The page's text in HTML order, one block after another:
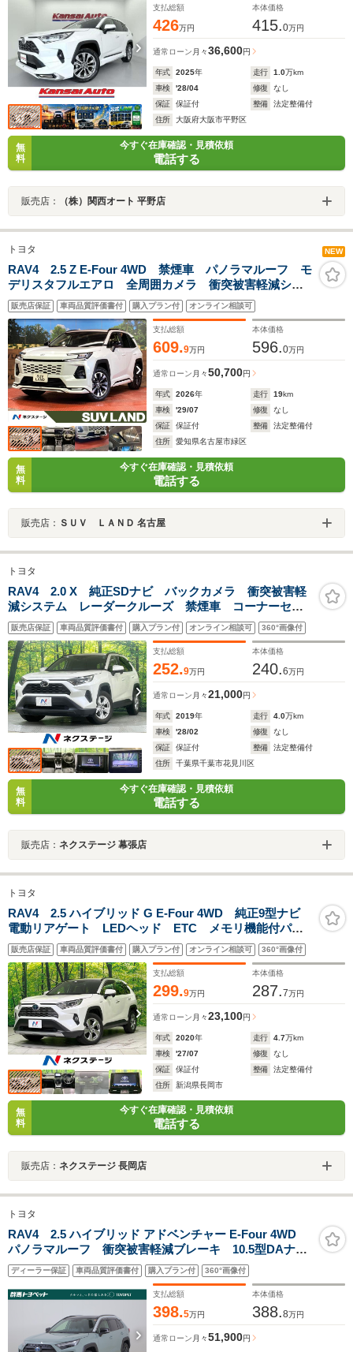
支払総額
426万円
本体価格
415.0万円
通常ローン 月々36,600円
年式 2025年 走行 1.0万km
車検
'28/04 修復
なし
保証
保証付 整備
法定整備付
住所
大阪府大阪市平野区
無
料
今すぐ在庫確認・見積依頼
電話する
販売店： （株）関西オート 平野店
トヨタ NEW
RAV4 2.5 Z E-Four 4WD 禁煙車 パノラマルーフ モ
デリスタフルエアロ 全周囲カメラ 衝突被害軽減シス
テム デジタルインナーミラー 電動リアゲート レザ
ー調シート 全席シートヒーター 前席シートエアコン
販売店保証 車両品質評価書付 購入プラン付 オンライン相談可
支払総額
609.9万円
本体価格
596.0万円
通常ローン 月々50,700円
年式 2026年 走行 19km
車検
'29/07 修復
なし
保証
保証付 整備
法定整備付
住所
愛知県名古屋市緑区
無
料
今すぐ在庫確認・見積依頼
電話する
販売店： ＳＵＶ ＬＡＮＤ 名古屋
トヨタ
RAV4 2.0 X 純正SDナビ バックカメラ 衝突被害軽
減システム レーダークルーズ 禁煙車 コーナーセン
サー スマートキー ビルトインETC 純正17インチア
ルミ オートハイビーム 車線逸脱警報
販売店保証 車両品質評価書付 購入プラン付 オンライン相談可 360°画像付
支払総額
252.9万円
本体価格
240.6万円
通常ローン 月々21,000円
年式 2019年 走行 4.0万km
車検
'28/02 修復
なし
保証
保証付 整備
法定整備付
住所
千葉県千葉市花見川区
無
料
今すぐ在庫確認・見積依頼
電話する
販売店： ネクステージ 幕張店
トヨタ
RAV4 2.5 ハイブリッド G E-Four 4WD 純正9型ナビ
電動リアゲート LEDヘッド ETC メモリ機能付パワ
ーシート ドラレコ Bluetooth接続 フルセグ スマー
トキー ステアリングヒーター シートヒーター USB
入力端子
販売店保証 車両品質評価書付 購入プラン付 オンライン相談可 360°画像付
支払総額
299.9万円
本体価格
287.7万円
通常ローン 月々23,100円
年式 2020年 走行 4.7万km
車検
'27/07 修復
なし
保証
保証付 整備
法定整備付
住所
新潟県長岡市
無
料
今すぐ在庫確認・見積依頼
電話する
販売店： ネクステージ 長岡店
トヨタ
RAV4 2.5 ハイブリッド アドベンチャー E-Four 4WD
パノラマルーフ 衝突被害軽減ブレーキ 10.5型DAナビ
地デジ 全周囲カメラ レーダークルーズ BSM クリア
ランスソナー デジタルミラー ドラレコ シートヒーター
&クール ステアリングヒーター パワーバックドア
ディーラー保証 車両品質評価書付 購入プラン付 360°画像付
支払総額
398.5万円
本体価格
388.8万円
通常ローン 月々51,900円